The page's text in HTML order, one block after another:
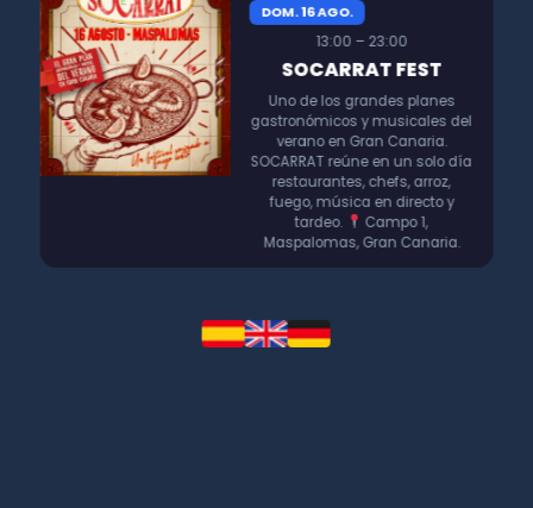
DOM. 16 AGO.
13:00 – 23:00
SOCARRAT FEST
Uno de los grandes planes
gastronómicos y musicales del
verano en Gran Canaria.
SOCARRAT reúne en un solo día
restaurantes, chefs, arroz,
fuego, música en directo y
tardeo.
Campo 1,
Maspalomas, Gran Canaria.